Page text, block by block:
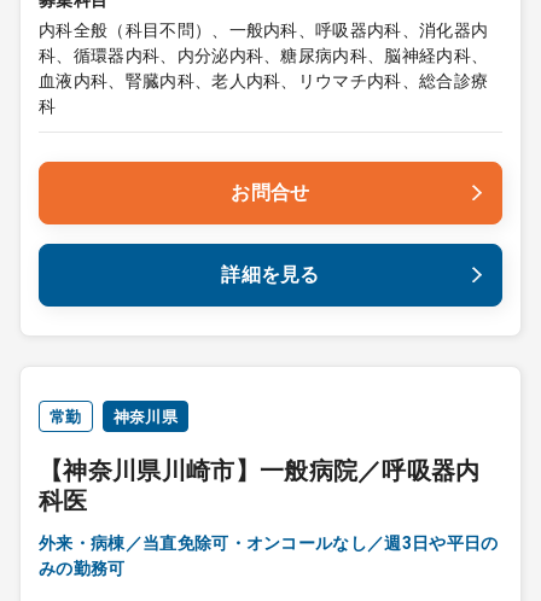
内科全般（科目不問）、一般内科、呼吸器内科、消化器内
科、循環器内科、内分泌内科、糖尿病内科、脳神経内科、
血液内科、腎臓内科、老人内科、リウマチ内科、総合診療
科
お問合せ
詳細を見る
常勤 神奈川県
【神奈川県川崎市】一般病院／呼吸器内
科医
外来・病棟／当直免除可・オンコールなし／週3日や平日の
みの勤務可